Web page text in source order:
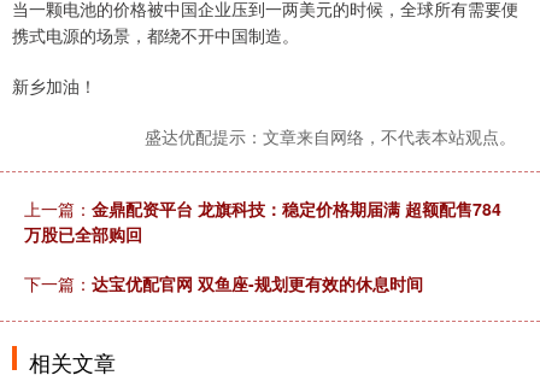
当一颗电池的价格被中国企业压到一两美元的时候，全球所有需要便
携式电源的场景，都绕不开中国制造。
新乡加油！
盛达优配提示：文章来自网络，不代表本站观点。
上一篇： 金鼎配资平台 龙旗科技：稳定价格期届满 超额配售784
万股已全部购回
下一篇： 达宝优配官网 双鱼座-规划更有效的休息时间
相关文章